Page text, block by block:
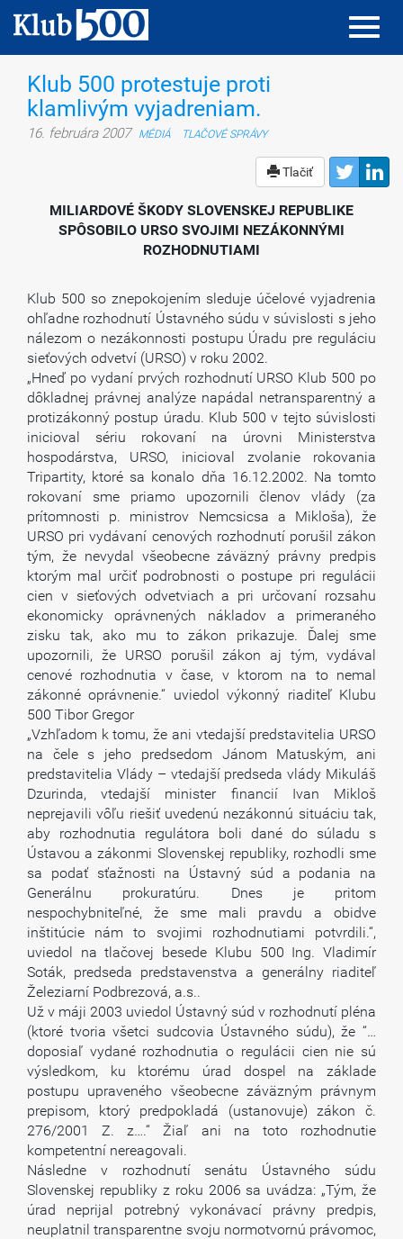
Klub 500 protestuje proti
klamlivým vyjadreniam.
16. februára 2007 MÉDIÁ TLAČOVÉ SPRÁVY
Tlačiť
MILIARDOVÉ ŠKODY SLOVENSKEJ REPUBLIKE
SPÔSOBILO URSO SVOJIMI NEZÁKONNÝMI
ROZHODNUTIAMI
Klub 500 so znepokojením sleduje účelové vyjadrenia
ohľadne rozhodnutí Ústavného súdu v súvislosti s jeho
nálezom o nezákonnosti postupu Úradu pre reguláciu
sieťových odvetví (URSO) v roku 2002.
„Hneď po vydaní prvých rozhodnutí URSO Klub 500 po
dôkladnej právnej analýze napádal netransparentný a
protizákonný postup úradu. Klub 500 v tejto súvislosti
inicioval sériu rokovaní na úrovni Ministerstva
hospodárstva, URSO, inicioval zvolanie rokovania
Tripartity, ktoré sa konalo dňa 16.12.2002. Na tomto
rokovaní sme priamo upozornili členov vlády (za
prítomnosti p. ministrov Nemcsicsa a Mikloša), že
URSO pri vydávaní cenových rozhodnutí porušil zákon
tým, že nevydal všeobecne záväzný právny predpis
ktorým mal určiť podrobnosti o postupe pri regulácii
cien v sieťových odvetviach a pri určovaní rozsahu
ekonomicky oprávnených nákladov a primeraného
zisku tak, ako mu to zákon prikazuje. Ďalej sme
upozornili, že URSO porušil zákon aj tým, vydával
cenové rozhodnutia v čase, v ktorom na to nemal
zákonné oprávnenie.“ uviedol výkonný riaditeľ Klubu
500 Tibor Gregor
„Vzhľadom k tomu, že ani vtedajší predstavitelia URSO
na čele s jeho predsedom Jánom Matuským, ani
predstavitelia Vlády – vtedajší predseda vlády Mikuláš
Dzurinda, vtedajší minister financií Ivan Mikloš
neprejavili vôľu riešiť uvedenú nezákonnú situáciu tak,
aby rozhodnutia regulátora boli dané do súladu s
Ústavou a zákonmi Slovenskej republiky, rozhodli sme
sa podať sťažnosti na Ústavný súd a podania na
Generálnu prokuratúru. Dnes je pritom
nespochybniteľné, že sme mali pravdu a obidve
inštitúcie nám to svojimi rozhodnutiami potvrdili.“,
uviedol na tlačovej besede Klubu 500 Ing. Vladimír
Soták, predseda predstavenstva a generálny riaditeľ
Železiarní Podbrezová, a.s..
Už v máji 2003 uviedol Ústavný súd v rozhodnutí pléna
(ktoré tvoria všetci sudcovia Ústavného súdu), že “…
doposiaľ vydané rozhodnutia o regulácii cien nie sú
výsledkom, ku ktorému úrad dospel na základe
postupu upraveného všeobecne záväzným právnym
prepisom, ktorý predpokladá (ustanovuje) zákon č.
276/2001 Z. z….“ Žiaľ ani na toto rozhodnutie
kompetentní nereagovali.
Následne v rozhodnutí senátu Ústavného súdu
Slovenskej republiky z roku 2006 sa uvádza: „Tým, že
úrad neprijal potrebný vykonávací právny predpis,
neuplatnil transparentne svoju normotvornú právomoc,